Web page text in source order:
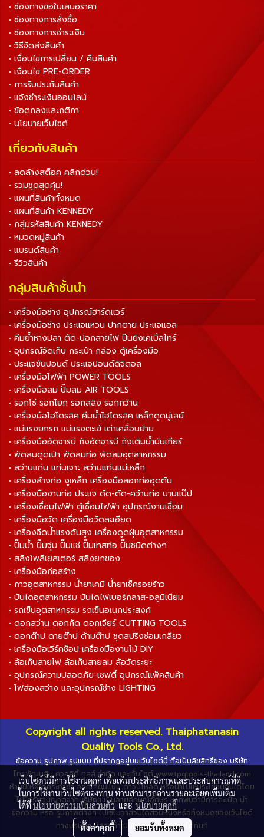
• ช่องทางขอใบเสนอราคา
• ช่องทางการสั่งซื้อ
• ช่องทางการชำระเงิน
• วิธีจัดส่งสินค้า
• เงื่อนไขการเปลี่ยน / คืนสินค้า
• เงื่อนไข PRE-ORDER
• การรับประกันสินค้า
• แจ้งชำระเงินออนไลน์
• ข้อตกลงและกติกา
• นโยบายเว็บไซต์
เกี่ยวกับสินค้า
• ลดล้างสต็อค คลิกด่วน!
• รวมชุดสุดคุ้ม!
• แผนที่สินค้าทั้งหมด
• แผนที่สินค้า KENNEDY
• กลุ่มรหัสสินค้า KENNEDY
• หมวดหมู่สินค้า
• แบรนด์สินค้า
• รีวิวสินค้า
กลุ่มสินค้าชั้นนำ
• เครื่องมือช่าง อุปกรณ์ฮาร์ดแวร์
• เครื่องมือช่าง ประแจแหวน ปากตาย ประแจแอล
• คีมย้ำหางปลา ตัด-ปอกสายไฟ ปืนยิงเคเบิ้ลไทร์
• อุปกรณ์จัดเก็บ กระเป๋า กล่อง ตู้เครื่องมือ
• ประแจขันปอนด์ ประแจปอนด์ดิจิตอล
• เครื่องมือไฟฟ้า POWER TOOLS
• เครื่องมือลม ปั๊มลม AIR TOOLS
• รอกโซ่ รอกโยก รอกสลิง รอกกว้าน
• เครื่องมือไฮโดรลิค คีมย้ำไฮโดรลิค เหล็กดูดมู่เลย์
• แม่แรงยกรถ แม่แรงตะเข้ เต่าเคลื่อนย้าย
• เครื่องมืออัดจารบี ถังอัดจารบี ถังเติมน้ำมันเกียร์
• พัดลมดูดเป่า พัดลมท่อ พัดลมอุตสาหกรรม
• สว่านแท่น แท่นเจาะ สว่านแท่นแม่เหล็ก
• เครื่องล้างท่อ งูเหล็ก เครื่องมือลอกท่ออุดตัน
• เครื่องมืองานท่อ ประแจ ดัด-ตัด-คว้านท่อ บานแป๊ป
• เครื่องเชื่อมไฟฟ้า ตู้เชื่อมไฟฟ้า อุปกรณ์งานเชื่อม
• เครื่องมือวัด เครื่องมือวัดละเอียด
• เครื่องฉีดน้ำแรงดันสูง เครื่องดูดฝุ่นอุตสาหกรรม
• ปั๊มน้ำ ปั๊มจุ่ม ปั๊มแช่ ปั๊มเทสท่อ ปั๊มชนิดต่างๆ
• สลิงโพลีเยสเตอร์ สลิงยกของ
• เครื่องมือก่อสร้าง
• กาวอุตสาหกรรม น้ำยาเคมี น้ำยาเช็ครอยร้าว
• บันไดอุตสาหกรรม บันไดไฟเบอร์กลาส-อลูมิเนียม
• รถเข็นอุตสาหกรรม รถเข็นอเนกประสงค์
• ดอกสว่าน ดอกกัด ดอกเจียร์ CUTTING TOOLS
• ดอกต๊าป ดายต๊าป ด้ามต๊าป ชุดสปริงซ่อมเกลียว
• เครื่องมือเวิร์คช็อป เครื่องมืองานไม้ DIY
• ล้อเก็บสายไฟ ล้อเก็บสายลม ล้อวัดระยะ
• อุปกรณ์ความปลอดภัย-เซฟตี้ อุปกรณ์แพ็คสินค้า
• ไฟส่องสว่าง และอุปกรณ์ช่าง LIGHTING
Copyright all rights reserved. Thaiphatanasin
Quality Tools Co., Ltd.
ข้อความ รูปภาพ รูปแบบ ที่ปรากฏอยู่บนเว็บไซต์นี้ ถือเป็นลิขสิทธิ์ของ บริษัท
ไทยพัฒนสิน ควอลิตี้ ทูลส์ จำกัด และเว็บไซต์ www.tpqtools-thailand.com
ห้ามมิให้ผู้ใดกระทำซ้ำ ลอกเลียนแบบ ดาวน์โหลด หรือนำไปใช้ประโยชน์อื่นใดโดย
ไม่ได้รับอนุญาตจากบริษัทฯ เป็นลายลักษณ์อักษร หากพบว่ามีการละเมิด นำ
ข้อความ หรือ รูปภาพต่างๆ ไปใช้ไม่ว่าส่วนใดส่วนหนึ่งหรือทั้งหมดของเว็บไซต์
ทางบริษัทฯ มีสิทธิ์ดำเนินการตามกฎหมายได้ทันที
เว็บไซต์นี้มีการใช้งานคุกกี้ เพื่อเพิ่มประสิทธิภาพและประสบการณ์ที่ดี
ในการใช้งานเว็บไซต์ของท่าน ท่านสามารถอ่านรายละเอียดเพิ่มเติม
ได้ที่นโยบายความเป็นส่วนตัวและนโยบายคุกกี้
ตั้งค่าคุกกี้ ยอมรับทั้งหมด